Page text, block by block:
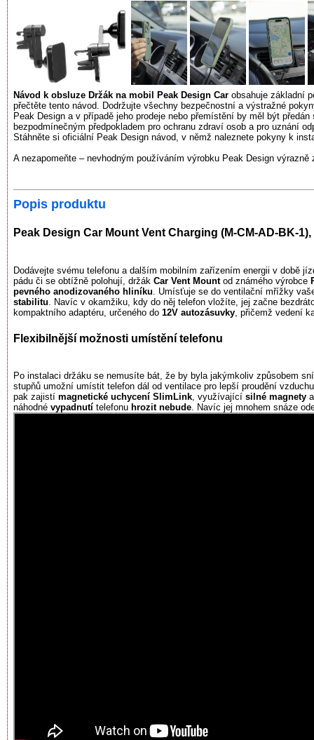
Návod k obsluze Držák na mobil Peak Design Car obsahuje základní
přečtěte tento návod. Dodržujte všechny bezpečnostní a výstražné
Peak Design a v případě jeho prodeje nebo přemístění by měl být
bezpodmínečným předpokladem pro ochranu zdraví osob a pro uznání
Stáhněte si oficiální Peak Design návod, v němž naleznete pokyny k
A nezapomeňte – nevhodným používáním výrobku Peak Design
Popis produktu
Peak Design Car Mount Vent Charging (M-CM-AD-BK-
Dodávejte svému telefonu a dalším mobilním zařízením energii v době
pádu či se obtížně polohují, držák Car Vent Mountod známého výrobce
pevného anodizovaného hliníku . Umísťuje se do ventilační mřížky
stabilitu . Navíc v okamžiku, kdy do něj telefon vložíte, jej začne
kompaktního adaptéru, určeného do 12V autozásuvky , přičemž vedení
Flexibilnější možnosti umístění telefonu
Po instalaci držáku se nemusíte bát, že by byla jakýmkoliv způsobem
stupňů umožní umístit telefon dál od ventilace pro lepší proudění
pak zajistí magnetické uchycení SlimLink, využívající silné magnety a
náhodné vypadnutí telefonu hrozit nebude. Navíc jej mnohem snáze